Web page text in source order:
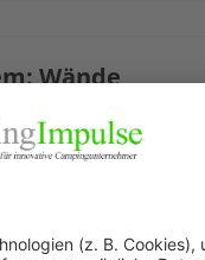
Wände